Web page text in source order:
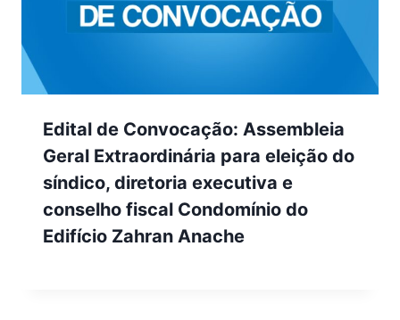
Edital de Convocação: Assembleia
Geral Extraordinária para eleição do
síndico, diretoria executiva e
conselho fiscal Condomínio do
Edifício Zahran Anache